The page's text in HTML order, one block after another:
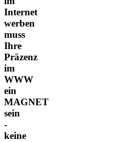
Internet
werben
muss
Ihre
Präzenz
im
WWW
ein
MAGNET
sein
-
keine